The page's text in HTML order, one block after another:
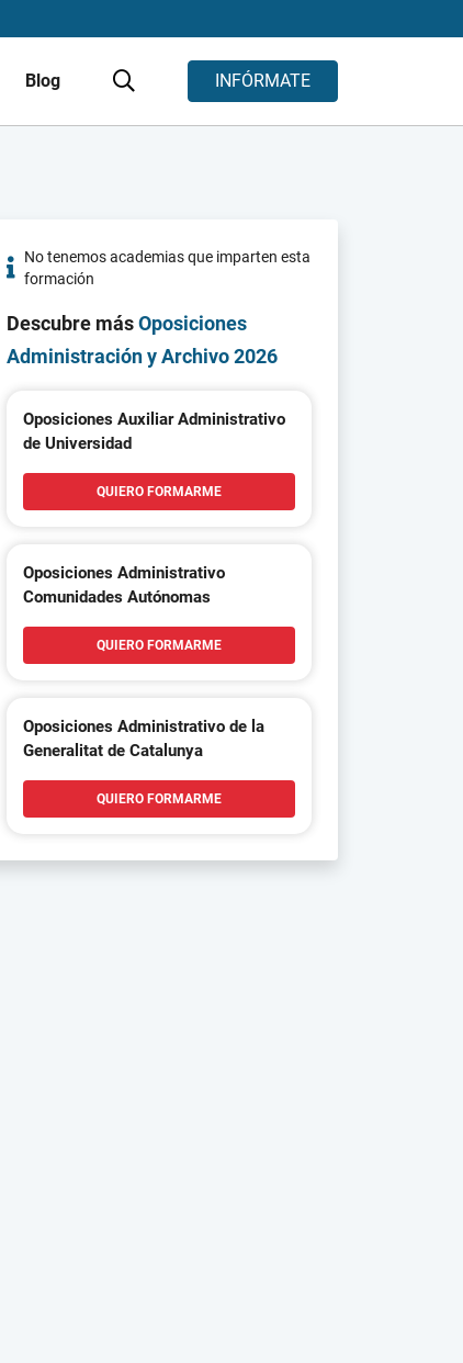
Blog INFÓRMATE
No tenemos academias que imparten esta
formación
Descubre másOposiciones
Administración y Archivo 2026
Oposiciones Auxiliar Administrativo
de Universidad
QUIERO FORMARME
Oposiciones Administrativo
Comunidades Autónomas
QUIERO FORMARME
Oposiciones Administrativo de la
Generalitat de Catalunya
QUIERO FORMARME